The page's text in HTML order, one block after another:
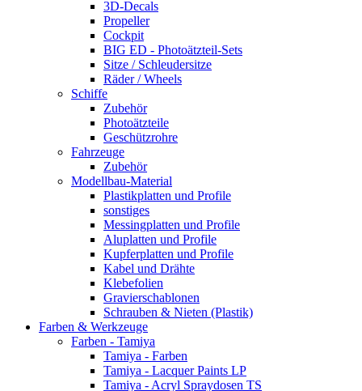
3D-Decals
Propeller
Cockpit
BIG ED - Photoätzteil-Sets
Sitze / Schleudersitze
Räder / Wheels
Schiffe
Zubehör
Photoätzteile
Geschützrohre
Fahrzeuge
Zubehör
Modellbau-Material
Plastikplatten und Profile
sonstiges
Messingplatten und Profile
Aluplatten und Profile
Kupferplatten und Profile
Kabel und Drähte
Klebefolien
Gravierschablonen
Schrauben & Nieten (Plastik)
Farben & Werkzeuge
Farben - Tamiya
Tamiya - Farben
Tamiya - Lacquer Paints LP
Tamiya - Acryl Spraydosen TS